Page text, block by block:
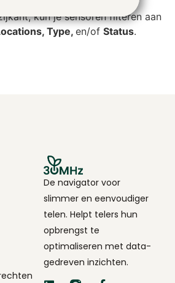
kun je sensoren filteren aan
Type, en/of Status.
De navigator voor
slimmer en eenvoudiger
telen. Helpt telers hun
opbrengst te
optimaliseren met data-
gedreven inzichten.